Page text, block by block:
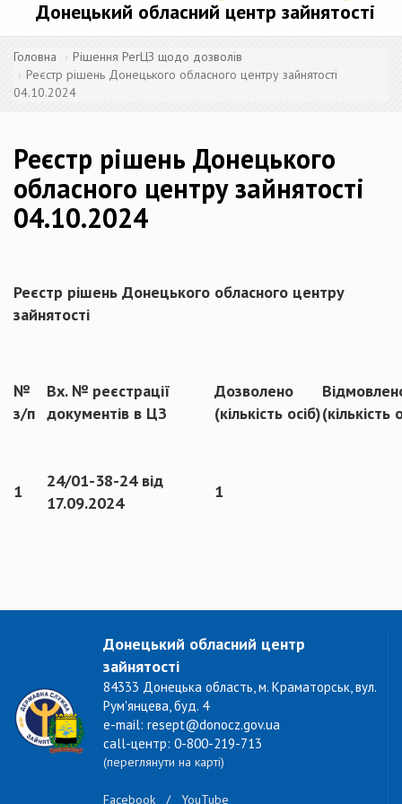
Донецький обласний центр зайнятості
Головна
Рішення РегЦЗ щодо дозволів
Реєстр рішень Донецького обласного центру зайнятості
04.10.2024
Реєстр рішень Донецького
обласного центру зайнятості
04.10.2024
Реєстр рішень Донецького обласного центру
зайнятості
№
з/п
Вх. № реєстрації
документів в ЦЗ
Дозволено
(кількість осіб)(кількість
1
24/01-38-24 від
17.09.2024
1
Донецький обласний центр
зайнятості
84333 Донецька область, м. Краматорськ, вул.
Рум'янцева, буд. 4
e-mail: resept@donocz.gov.ua
call-центр: 0-800-219-713
(переглянути на карті)
Facebook / YouTube